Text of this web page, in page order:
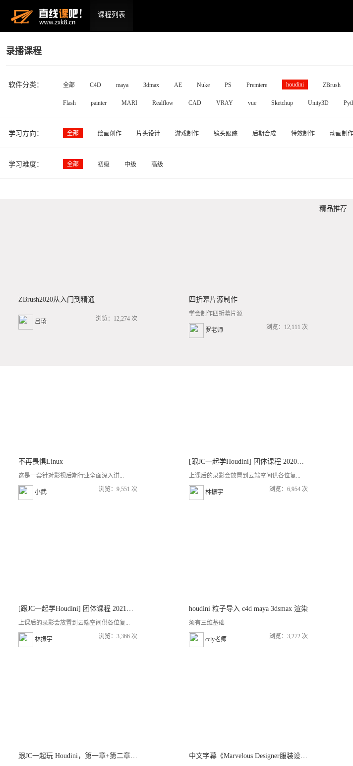
课程列表
录播课程
软件分类： 全部 C4D maya 3dmax AE Nuke PS Premiere houdini ZBrush
Flash painter MARI Realflow CAD VRAY vue Sketchup Unity3D
学习方向： 全部 绘画创作 片头设计 游戏制作 镜头跟踪 后期合成 特效制作 动画制作
学习难度： 全部 初级 中级 高级
精品推荐
ZBrush2020从入门到精通
吕琦 浏览：12,274 次
四折幕片源制作
学会制作四折幕片源
罗老师 浏览：12,111 次
不再畏惧Linux
这是一套针对影视后期行业全面深入讲...
小武 浏览：9,551 次
[跟JC一起学Houdini] 团体课程 2020年夏季班
上课后的录影会放置到云端空间供各位复...
林振宇 浏览：6,954 次
[跟JC一起学Houdini] 团体课程 2021年冬季班
上课后的录影会放置到云端空间供各位复...
林振宇 浏览：3,366 次
houdini 粒子导入 c4d maya 3dsmax 渲染
须有三维基础
ccly老师 浏览：3,272 次
跟JC一起玩 Houdini，第一章+第二章+第三章。 中文字幕《Marvelous Designer服装设计基础入门训练视频教程》